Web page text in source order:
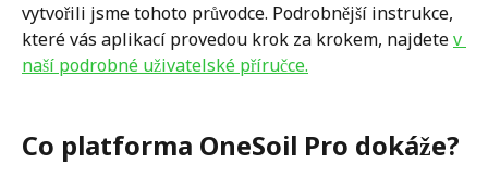
vytvořili jsme tohoto průvodce. Podrobnější instrukce,
které vás aplikací provedou krok za krokem, najdete v
naší podrobné uživatelské příručce.
Co platforma OneSoil Pro dokáže?